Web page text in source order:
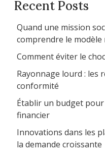
Recent Posts
Quand une mission
comprendre le
Comment éviter le
Rayonnage lourd : les
conformité
Établir un budget
financier
Innovations dans les
la demande croissante